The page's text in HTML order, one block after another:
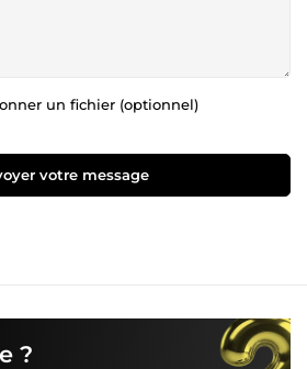
un fichier (optionnel)
votre message
?